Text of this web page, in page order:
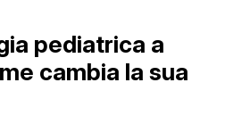
pediatrica a
cambia la sua